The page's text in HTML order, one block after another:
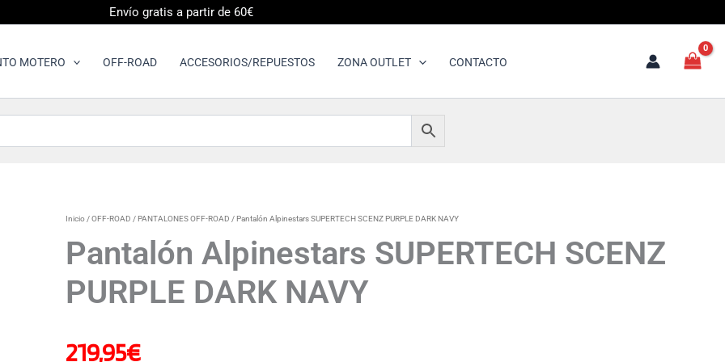
Envío gratis a partir de 60€
MOTERO OFF-ROAD ACCESORIOS/REPUESTOS ZONA OUTLET CONTACTO
Inicio/OFF-ROAD /PANTALONES OFF-ROAD / Pantalón Alpinestars SUPERTECH SCENZ PURPLE DARK NAVY
Pantalón Alpinestars SUPERTECH SCENZ
PURPLE DARK NAVY
219,95€
Pantalón
SUPERTECH
SCENZ
PURPLE
DARK